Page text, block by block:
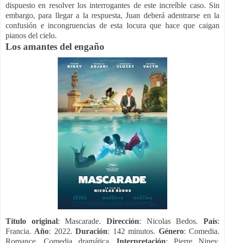
dispuesto en resolver los interrogantes de este increíble caso. Sin
embargo, para llegar a la respuesta, Juan deberá adentrarse en la
confusión e incongruencias de esta locura que hace que caigan
pianos del cielo.
Los amantes del engaño
Título original: Mascarade.Dirección: Nicolas Bedos.País:
Francia. Año: 2022.Duración: 142 minutos. Género: Comedia.
Romance. Comedia dramática.Interpretación: Pierre Niney,